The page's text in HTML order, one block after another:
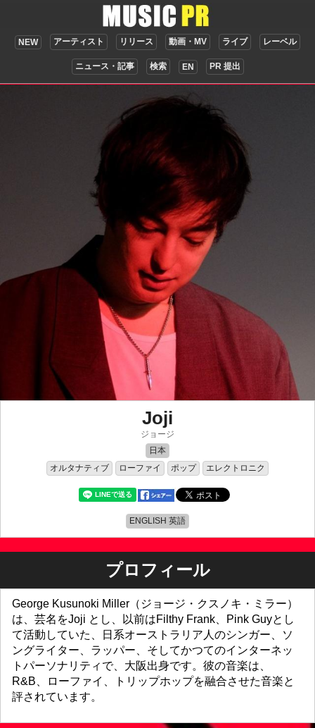
NEW アーティスト リリース 動画・MV ライブ レーベル
ニュース・記事 検索 EN PR 提出
Joji
ジョージ
日本
オルタナティブ
ローファイ ポップ エレクトロニク
ENGLISH 英語
プロフィール
George Kusunoki Miller（ジョージ・クスノキ・ミラー）
は、芸名をJoji とし、以前はFilthy Frank、Pink Guyとし
て活動していた、日系オーストラリア人のシンガー、ソ
ングライター、ラッパー、そしてかつてのインターネッ
トパーソナリティで、大阪出身です。彼の音楽は、
R&B、ローファイ、トリップホップを融合させた音楽と
評されています。